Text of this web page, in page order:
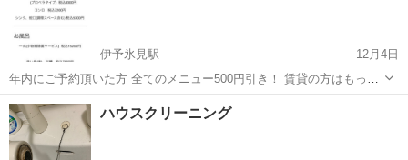
伊予氷見駅
12月4日
年内にご予約頂いた方 全てのメニュー500円引き！ 賃貸の方はもっも
お得に1000円引き☆ お気軽にお問い合わせ下さい！
https://yamabisou.amebaownd.com LINE @wnr3850f
愛媛 西条市 伊予氷見駅 ハウスクリーニング
ハウスクリーニング